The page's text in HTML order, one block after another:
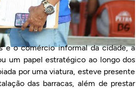
e o comércio informal da cidade, a
um papel estratégico ao longo dos
por uma viatura, esteve presente
das barracas, além de prestar